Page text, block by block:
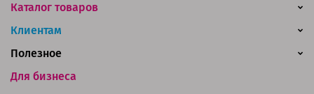
Каталог товаров
Клиентам
Для бизнеса
Полезное